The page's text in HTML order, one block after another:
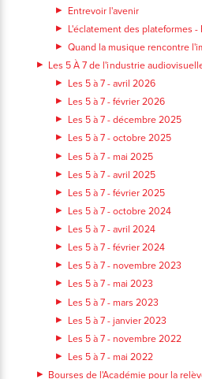
Entrevoir l'avenir
L'éclatement des plateformes -
Quand la musique rencontre
Les 5 À 7 de l'industrie
Les 5 à 7 - avril 2026
Les 5 à 7 - février 2026
Les 5 à 7 - décembre 2025
Les 5 à 7 - octobre 2025
Les 5 à 7 - mai 2025
Les 5 à 7 - avril 2025
Les 5 à 7 - février 2025
Les 5 à 7 - octobre 2024
Les 5 à 7 - avril 2024
Les 5 à 7 - février 2024
Les 5 à 7 - novembre 2023
Les 5 à 7 - mai 2023
Les 5 à 7 - mars 2023
Les 5 à 7 - janvier 2023
Les 5 à 7 - novembre 2022
Les 5 à 7 - mai 2022
Bourses de l'Académie pour la